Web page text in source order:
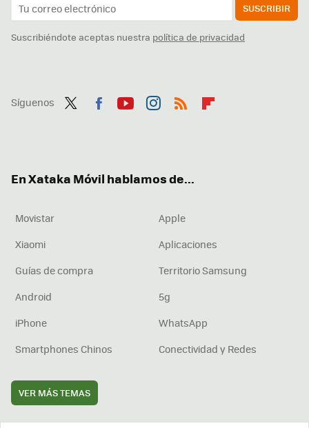
SUSCRIBIR
Suscribiéndote aceptas nuestra política de privacidad
Síguenos
En Xataka Móvil hablamos de...
Movistar
Apple
Xiaomi
Aplicaciones
Guías de compra
Territorio Samsung
Android
5g
iPhone
WhatsApp
Smartphones Chinos
Conectividad y Redes
VER MÁS TEMAS